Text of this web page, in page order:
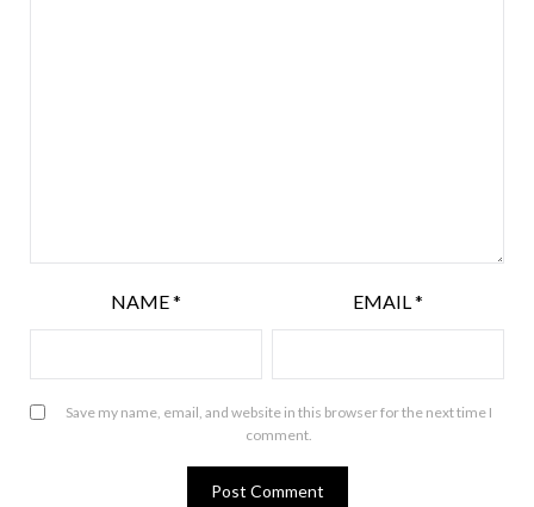
NAME* EMAIL*
Save my name, email, and website in this browser for the next time I
comment.